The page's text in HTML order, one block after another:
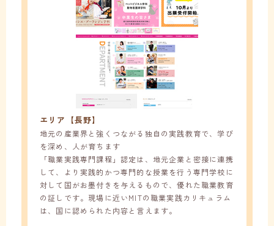
エリア【長野】
地元の産業界と強くつながる独自の実践教育で、学び
を深め、人が育ちます
「職業実践専門課程」認定は、地元企業と密接に連携
して、より実践的かつ専門的な授業を行う専門学校に
対して国がお墨付きを与えるもので、優れた職業教育
の証しです。現場に近いMITの職業実践カリキュラム
は、国に認められた内容と言えます。